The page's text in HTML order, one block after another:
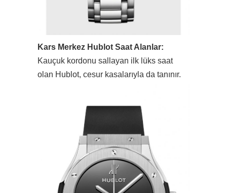
Kars Merkez Hublot Saat Alanlar:
Kauçuk kordonu sallayan ilk lüks saat
olan Hublot, cesur kasalarıyla da tanınır.